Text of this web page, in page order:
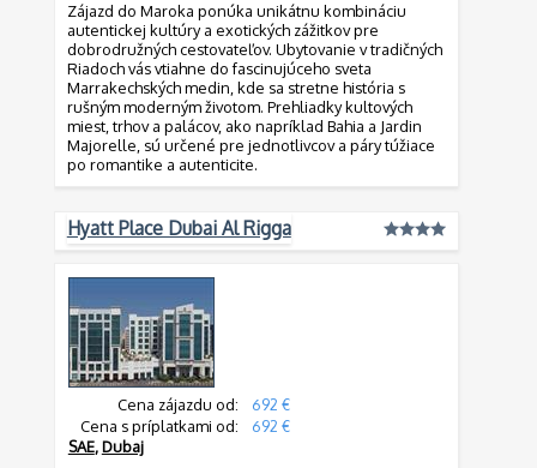
Zájazd do Maroka ponúka unikátnu kombináciu
autentickej kultúry a exotických zážitkov pre
dobrodružných cestovateľov. Ubytovanie v tradičných
Riadoch vás vtiahne do fascinujúceho sveta
Marrakechských medin, kde sa stretne história s
rušným moderným životom. Prehliadky kultových
miest, trhov a palácov, ako napríklad Bahia a Jardin
Majorelle, sú určené pre jednotlivcov a páry túžiace
po romantike a autenticite.
Hyatt Place Dubai Al Rigga
Cena zájazdu od:
692 €
Cena s príplatkami od:
692 €
SAE,Dubaj